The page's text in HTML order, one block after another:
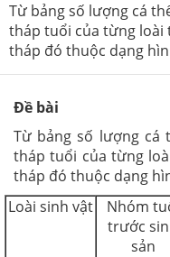
Từ bảng số lượng cá
tháp tuổi của từng loài
tháp đó thuộc dạng
Đề bài
Từ bảng số lượng cá
tháp tuổi của từng
tháp đó thuộc dạng
Loài sinh vật
Nhóm
trước
sản